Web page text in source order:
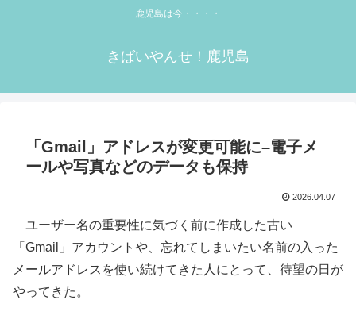
鹿児島は今・・・・
きばいやんせ！鹿児島
「Gmail」アドレスが変更可能に–電子メ
ールや写真などのデータも保持
2026.04.07
ユーザー名の重要性に気づく前に作成した古い
「Gmail」アカウントや、忘れてしまいたい名前の入った
メールアドレスを使い続けてきた人にとって、待望の日が
やってきた。